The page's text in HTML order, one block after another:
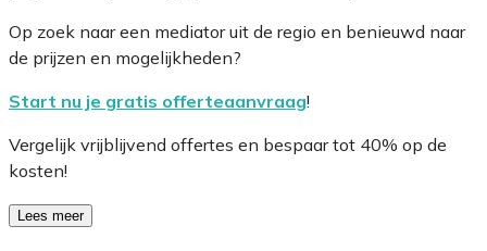
Op zoek naar een mediator uit de regio en benieuwd naar
de prijzen en mogelijkheden?
Start nu je gratis offerteaanvraag!
Vergelijk vrijblijvend offertes en bespaar tot 40% op de
kosten!
Lees meer